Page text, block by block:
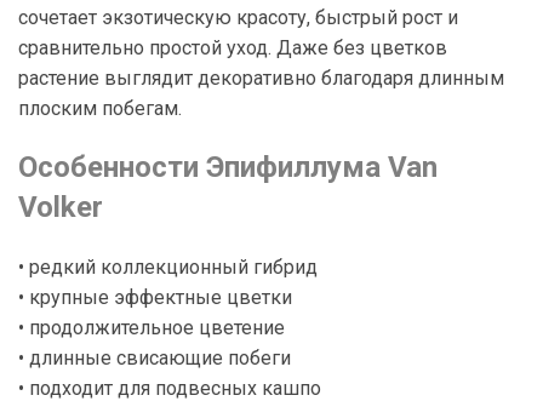
сочетает экзотическую красоту, быстрый рост и
сравнительно простой уход. Даже без цветков
растение выглядит декоративно благодаря длинным
плоским побегам.
Особенности Эпифиллума Van
Volker
• редкий коллекционный гибрид
• крупные эффектные цветки
• продолжительное цветение
• длинные свисающие побеги
• подходит для подвесных кашпо